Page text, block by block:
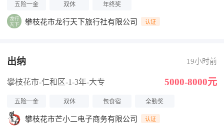
五险一金 双休 年终奖
攀枝花市龙行天下旅行社有限公司 认证
出纳 19小时前
攀枝花市-仁和区-1-3年-大专 5000-8000元
五险一金 双休 包食宿 全勤奖
攀枝花市芒小二电子商务有限公司 认证